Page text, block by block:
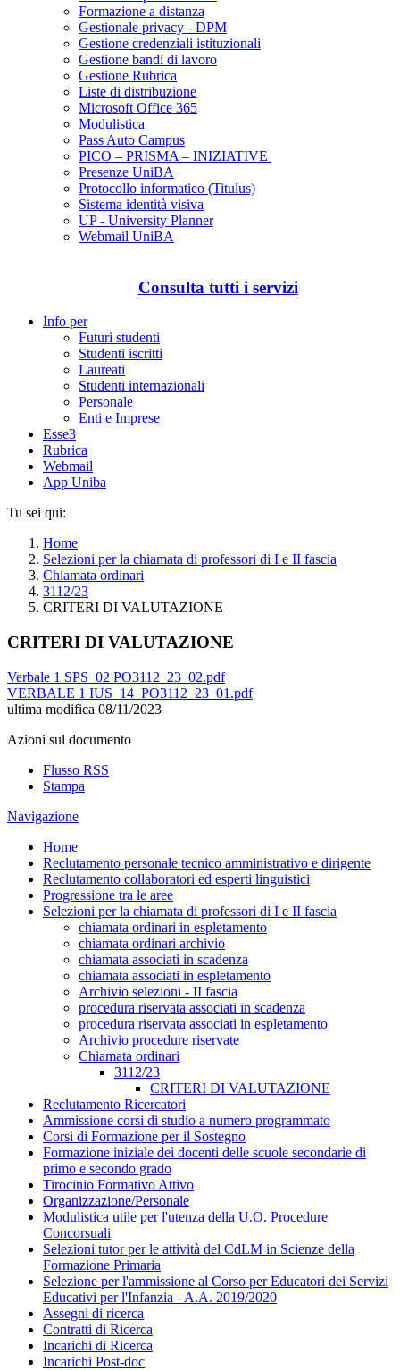
Formazione a distanza
Gestionale privacy - DPM
Gestione credenziali istituzionali
Gestione bandi di lavoro
Gestione Rubrica
Liste di distribuzione
Microsoft Office 365
Modulistica
Pass Auto Campus
PICO – PRISMA – INIZIATIVE
Presenze UniBA
Protocollo informatico (Titulus)
Sistema identità visiva
UP - University Planner
Webmail UniBA
Consulta tutti i servizi
Info per
Futuri studenti
Studenti iscritti
Laureati
Studenti internazionali
Personale
Enti e Imprese
Esse3
Rubrica
Webmail
App Uniba
Tu sei qui:
Home
Selezioni per la chiamata di professori di I e II fascia
Chiamata ordinari
3112/23
CRITERI DI VALUTAZIONE
CRITERI DI VALUTAZIONE
Verbale 1 SPS_02 PO3112_23_02.pdf
VERBALE 1 IUS_14_PO3112_23_01.pdf
ultima modifica 08/11/2023
Azioni sul documento
Flusso RSS
Stampa
Navigazione
Home
Reclutamento personale tecnico amministrativo e dirigente
Reclutamento collaboratori ed esperti linguistici
Progressione tra le aree
Selezioni per la chiamata di professori di I e II fascia
chiamata ordinari in espletamento
chiamata ordinari archivio
chiamata associati in scadenza
chiamata associati in espletamento
Archivio selezioni - II fascia
procedura riservata associati in scadenza
procedura riservata associati in espletamento
Archivio procedure riservate
Chiamata ordinari
3112/23
CRITERI DI VALUTAZIONE
Reclutamento Ricercatori
Ammissione corsi di studio a numero programmato
Corsi di Formazione per il Sostegno
Formazione iniziale dei docenti delle scuole secondarie di
primo e secondo grado
Tirocinio Formativo Attivo
Organizzazione/Personale
Modulistica utile per l'utenza della U.O. Procedure
Concorsuali
Selezioni tutor per le attività del CdLM in Scienze della
Formazione Primaria
Selezione per l'ammissione al Corso per Educatori dei Servizi
Educativi per l'Infanzia - A.A. 2019/2020
Assegni di ricerca
Contratti di Ricerca
Incarichi di Ricerca
Incarichi Post-doc